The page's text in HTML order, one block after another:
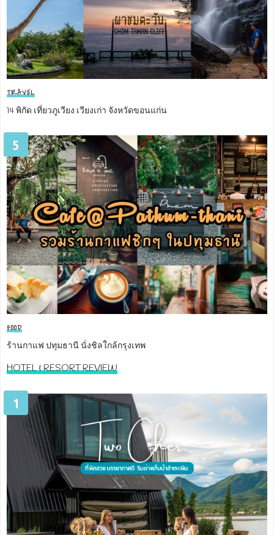
TRAVEL
14 พิกัด เที่ยวภูเวียง เวียงเก่า จังหวัดขอนแก่น
5
FOOD
ร้านกาแฟ ปทุมธานี นั่งชิลใกล้กรุงเทพ
HOTEL & RESORT REVIEW
1